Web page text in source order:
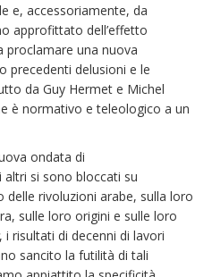
e, accessoriamente, da
approfittato dell’effetto
proclamare una nuova
precedenti delusioni e le
da Guy Hermet e Michel
è normativo e teleologico a un
ondata di
altri si sono bloccati su
delle rivoluzioni arabe, sulla loro
sulle loro origini e sulle loro
, i risultati di decenni di lavori
sancito la futilità di tali